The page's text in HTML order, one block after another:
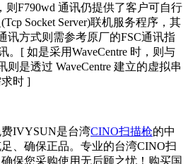
，则F790wd 通讯仍提供了客户可自行
Socket Server)联机服务程序，其
讯方式则需参考原厂的FSC通讯指
。[ 如是采用WaveCentre 时，则与
则是透过 WaveCentre 建立的虚拟串
求时 ]
IVYSUN是台湾CINO扫描枪的中
、确保正品。专业的台湾CINO扫
确保您采购使用无后顾之忧！购买国